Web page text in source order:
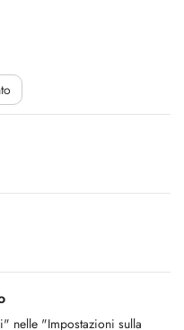
nelle "Impostazioni sulla